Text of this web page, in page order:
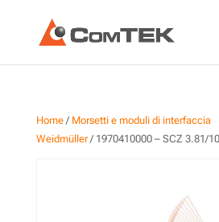
Home/ Morsetti e moduli di interfaccia
Weidmüller/ 1970410000 – SCZ 3.81/